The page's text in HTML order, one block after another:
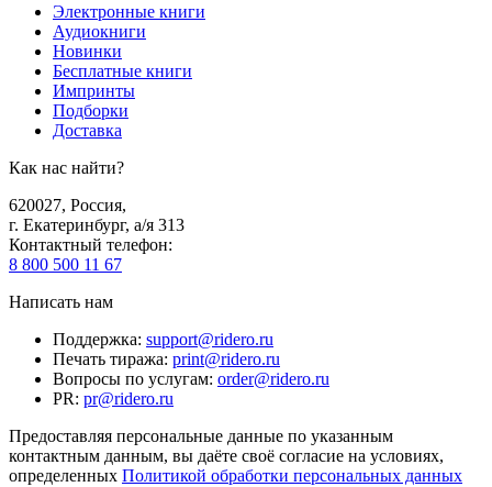
Электронные книги
Аудиокниги
Новинки
Бесплатные книги
Импринты
Подборки
Доставка
Как нас найти?
620027, Россия,
г. Екатеринбург, а/я 313
Контактный телефон:
8 800 500 11 67
Написать нам
Поддержка: support@ridero.ru
Печать тиража: print@ridero.ru
Вопросы по услугам: order@ridero.ru
PR: pr@ridero.ru
Предоставляя персональные данные по указанным
контактным данным, вы даёте своё согласие на условиях,
определенных Политикой обработки персональных данных